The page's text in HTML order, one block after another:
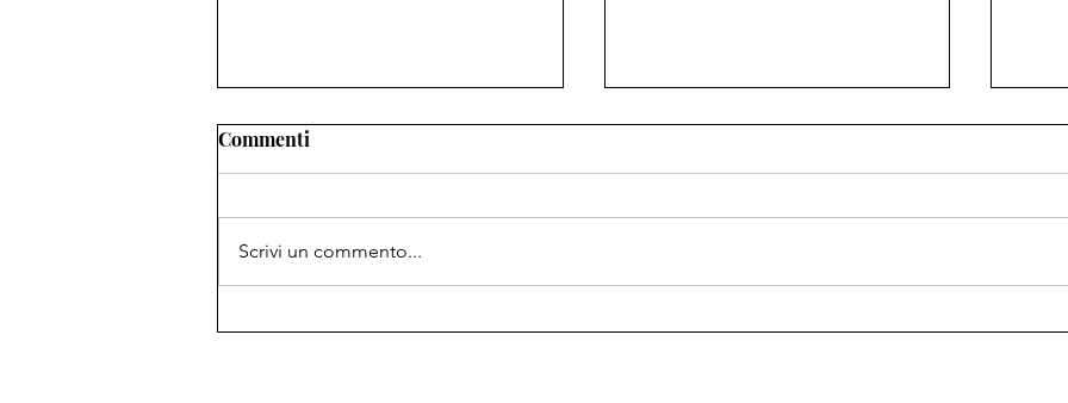
Dal film Ghiaccio al Pugile a
Un sindaco come non lo
La
Commenti
Scrivi un commento...